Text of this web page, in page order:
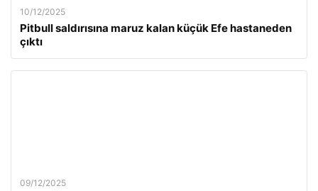
10/12/2025
Pitbull saldırısına maruz kalan küçük Efe hastaneden
çıktı
09/12/2025